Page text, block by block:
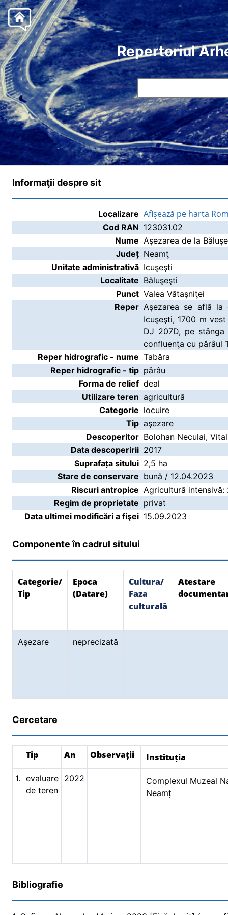
Repertoriul
Informaţii despre sit
Localizare Afişează pe harta
Cod RAN 123031.02
Nume Aşezarea de la
Județ Neamţ
Unitate administrativă Icuşeşti
Localitate Băluşeşti
Punct Valea Vătaşniţei
Reper Aşezarea se află
Icuşeşti, 1700 m
DJ 207D, pe
confluenţa cu pârâul
Reper hidrografic - nume Tabăra
Reper hidrografic - tip pârâu
Forma de relief deal
Utilizare teren agricultură
Categorie locuire
Tip aşezare
Descoperitor Bolohan Neculai,
Data descoperirii 2017
Suprafața sitului 2,5 ha
Stare de conservare bună / 12.04.2023
Riscuri antropice Agricultură intensivă:
Regim de proprietate privat
Data ultimei modificări a fişei 15.09.2023
Componente în cadrul sitului
Categorie/
Tip
Epoca
(Datare)
Cultura/
Faza
culturală
Atestare
Aşezare neprecizată
Cercetare
Tip An Observații Instituția
1. evaluare
de teren
2022
Complexul Muzeal
Neamț
Bibliografie